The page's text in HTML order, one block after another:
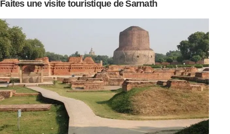
Faites une visite touristique de Sarnath